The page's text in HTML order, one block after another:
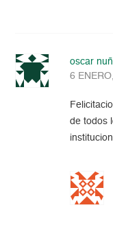
oscar
6
de todos